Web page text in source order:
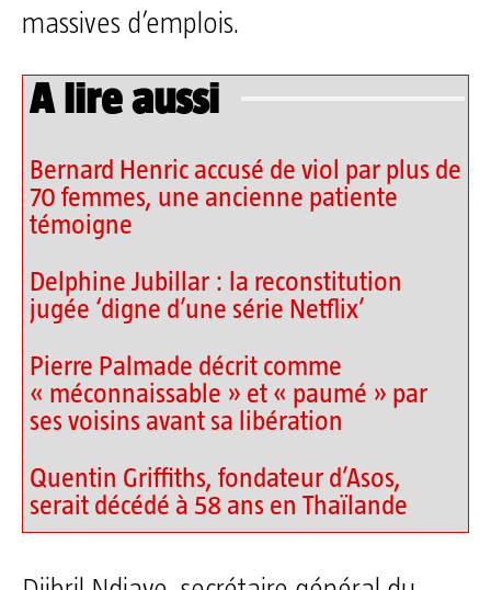
massives d’emplois.
A lire aussi
Bernard Henric accusé de viol par plus de
70 femmes, une ancienne patiente
témoigne
Delphine Jubillar : la reconstitution
jugée ‘digne d’une série Netflix’
Pierre Palmade décrit comme
« méconnaissable » et « paumé » par
ses voisins avant sa libération
Quentin Griffiths, fondateur d’Asos,
serait décédé à 58 ans en Thaïlande